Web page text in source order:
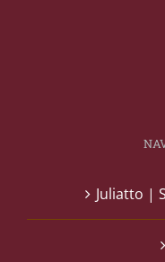
Juliatto |